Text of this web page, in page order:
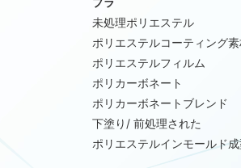
未処理ポリエステル
ポリエステルコーティング
ポリエステルフィルム
ポリカーボネート
ポリカーボネートブレンド
下塗り/ 前処理された
ポリエステルインモールド